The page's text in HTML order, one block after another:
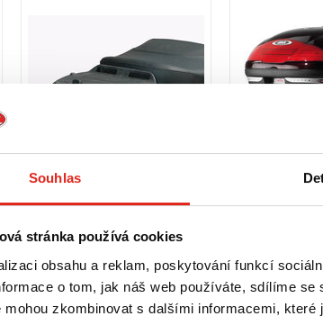
Souhlas
stránka používá cookies
obsahu a reklam, poskytování funkcí
o tom, jak náš web používáte, sdílíme
mohou zkombinovat s dalšími informacemi,
779 Kč s DPH
GIVI ZADNÍ NOSIČ MONOLOCK
PIAGGIO BEVERLY/TOURER E344
GIVI ZADNÍ
PIAGGIO
(04)/500 (03-